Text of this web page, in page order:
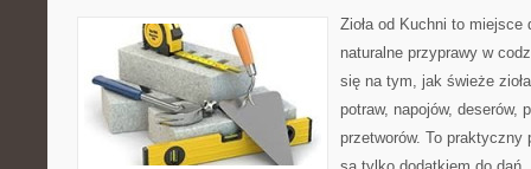
Zioła od Kuchni to miejsce
naturalne przyprawy w
się na tym, jak świeże
potraw, napojów, deserów,
przetworów. To praktyczny